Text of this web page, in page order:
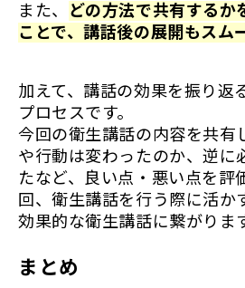
また、
どの方法で共有するか
ことで、講話後の展開もスム
加えて、講話の効果を振り返
プロセスです。
今回の衛生講話の内容を共有
や行動は変わったのか、逆に
たなど、良い点・悪い点を評
回、衛生講話を行う際に活か
効果的な衛生講話に繋がりま
まとめ